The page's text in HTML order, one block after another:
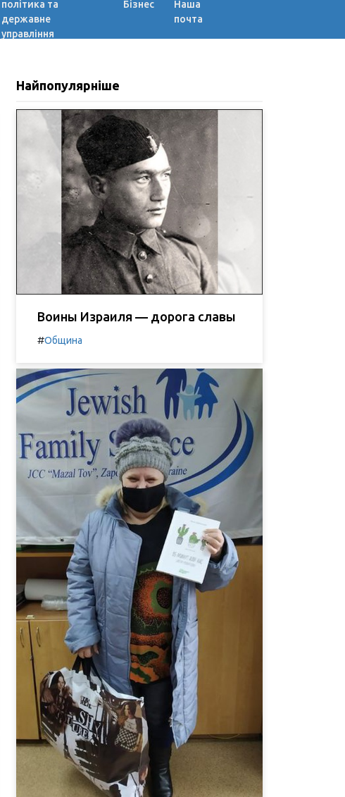
політика та
державне
управління
Бізнес
Наша
почта
Найпопулярніше
Воины Израиля — дорога славы
#Община